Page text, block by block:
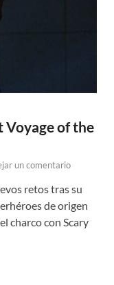
of the
un comentario
retos tras su
de origen
charco con Scary